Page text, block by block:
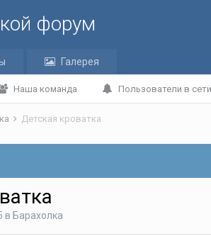
форум
Наша команда Пользователи в сети
Галерея
Детская кроватка
в Барахолка